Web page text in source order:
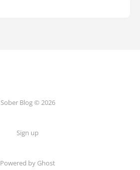
Sober Blog © 2026
Sign up
Powered by Ghost